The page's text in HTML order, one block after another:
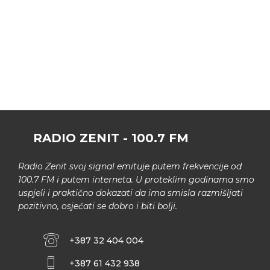
RADIO ZENIT - 100.7 FM
Radio Zenit svoj signal emituje putem frekvencije od
100.7 FM i putem interneta. U proteklim godinama smo
uspjeli i praktično dokazati da ima smisla razmišljati
pozitivno, osjećati se dobro i biti bolji.
+387 32 404 004
+387 61 432 938